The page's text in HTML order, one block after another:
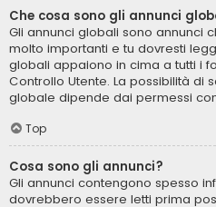
Che cosa sono gli annunci
Gli annunci globali sono annunci
molto importanti e tu dovresti
globali appaiono in cima a tutti i
Controllo Utente. La possibilità di
globale dipende dai permessi
Top
Cosa sono gli annunci?
Gli annunci contengono spesso
dovrebbero essere letti prima